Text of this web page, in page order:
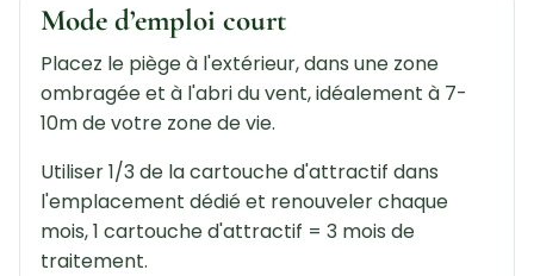
Mode d’emploi court
Placez le piège à l'extérieur, dans une zone
ombragée et à l'abri du vent, idéalement à 7-
10m de votre zone de vie.
Utiliser 1/3 de la cartouche d'attractif dans
l'emplacement dédié et renouveler chaque
mois, 1 cartouche d'attractif = 3 mois de
traitement.